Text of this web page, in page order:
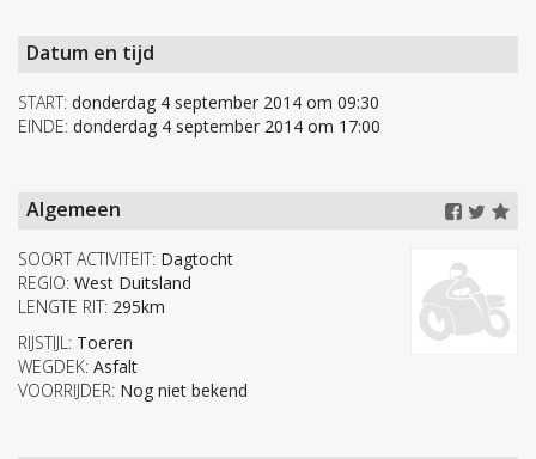
Datum en tijd
START: donderdag 4 september 2014 om 09:30
EINDE: donderdag 4 september 2014 om 17:00
Algemeen
SOORT ACTIVITEIT: Dagtocht
REGIO: West Duitsland
LENGTE RIT: 295km
RIJSTIJL: Toeren
WEGDEK: Asfalt
VOORRIJDER: Nog niet bekend